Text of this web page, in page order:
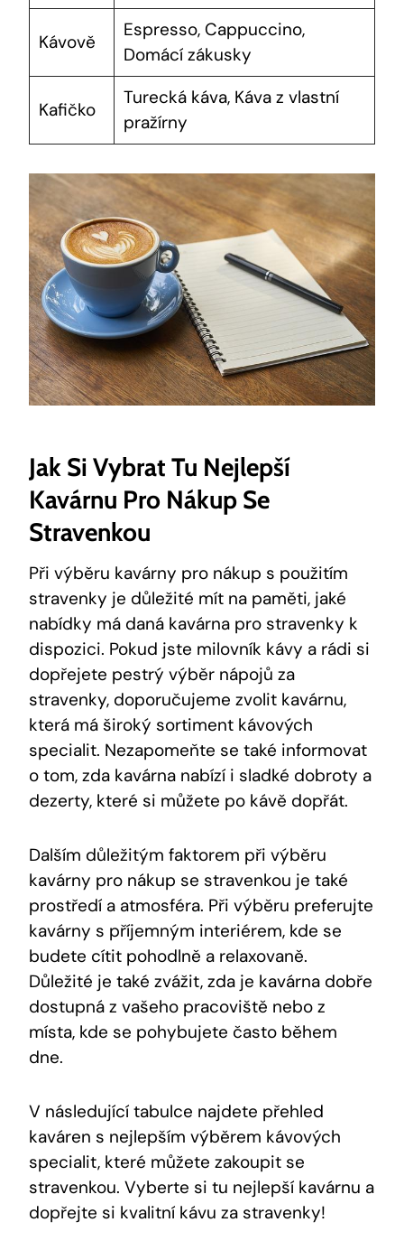
Kávově
Espresso, Cappuccino,
Domácí zákusky
Kafičko
Turecká káva, Káva z vlastní
pražírny
Jak Si Vybrat Tu Nejlepší
Kavárnu Pro Nákup Se
Stravenkou
Při výběru kavárny pro nákup s použitím
stravenky je důležité mít na paměti, jaké
nabídky má daná kavárna pro stravenky k
dispozici. Pokud jste milovník kávy a rádi si
dopřejete pestrý výběr nápojů za
stravenky, doporučujeme zvolit kavárnu,
která má široký sortiment kávových
specialit. Nezapomeňte se také informovat
o tom, zda kavárna nabízí i sladké dobroty a
dezerty, které si můžete po kávě dopřát.
Dalším důležitým faktorem při výběru
kavárny pro nákup se stravenkou je také
prostředí a atmosféra. Při výběru preferujte
kavárny s příjemným interiérem, kde se
budete cítit pohodlně a relaxovaně.
Důležité je také zvážit, zda je kavárna dobře
dostupná z vašeho pracoviště nebo z
místa, kde se pohybujete často během
dne.
V následující tabulce najdete přehled
kaváren s nejlepším výběrem kávových
specialit, které můžete zakoupit se
stravenkou. Vyberte si tu nejlepší kavárnu a
dopřejte si kvalitní kávu za stravenky!